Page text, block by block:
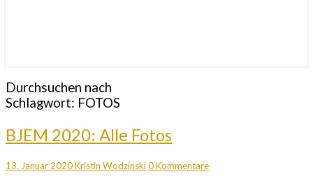
Durchsuchen nach
Schlagwort: FOTOS
BJEM
2020:
Alle
Fotos
BJEM 2020: Alle Fotos
13. Januar 2020Kristin WodzinskiKommentare
0 Kommentare